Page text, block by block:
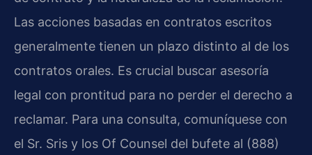
Las acciones basadas en contratos escritos
generalmente tienen un plazo distinto al de los
contratos orales. Es crucial buscar asesoría
legal con prontitud para no perder el derecho a
reclamar. Para una consulta, comuníquese con
el Sr. Sris y los Of Counsel del bufete al (888)